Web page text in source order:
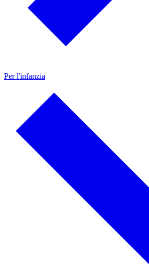
Per l'infanzia